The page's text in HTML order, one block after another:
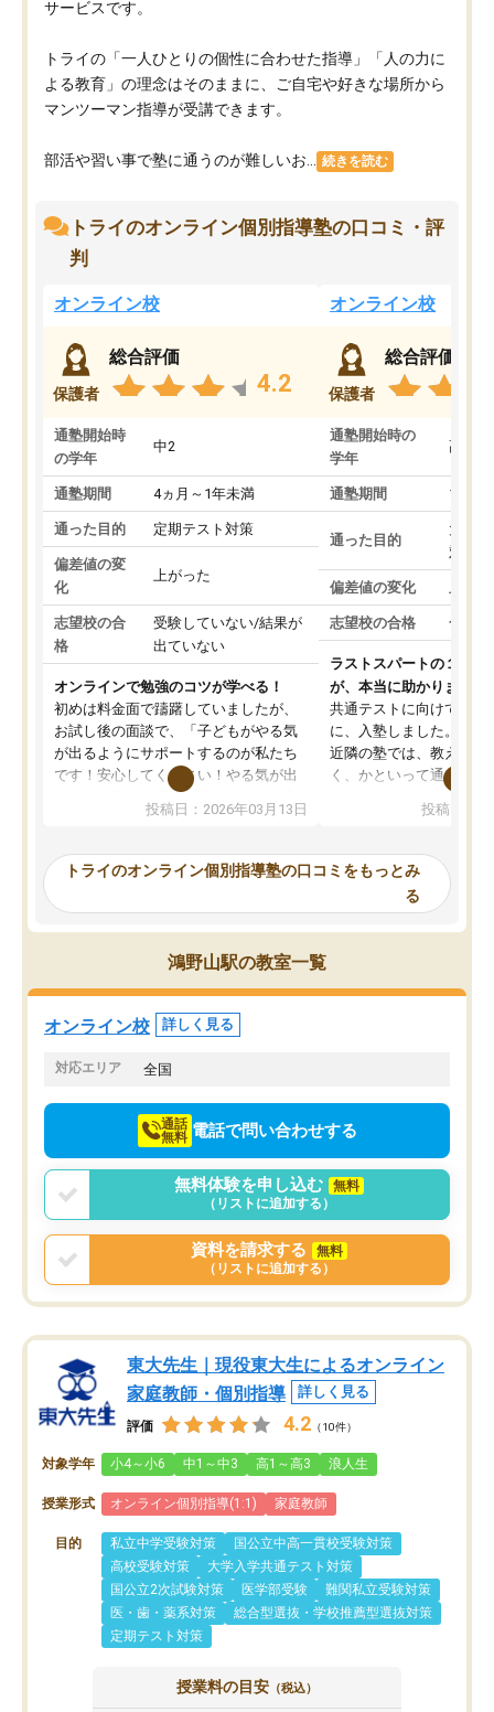
サービスです。
トライの「一人ひとりの個性に合わせた指導」「人の力に
よる教育」の理念はそのままに、ご自宅や好きな場所から
マンツーマン指導が受講できます。
部活や習い事で塾に通うのが難しいお... 続きを読む
トライのオンライン個別指導塾の口コミ・評
判
オンライン校
保護者
総合評価
4.2
通塾開始時
の学年
中2
通塾期間 4ヵ月～1年未満
通った目的 定期テスト対策
偏差値の変
化
上がった
志望校の合
格
受験していない/結果が
出ていない
オンラインで勉強のコツが学べる！
初めは料金面で躊躇していましたが、
お試し後の面談で、「子どもがやる気
が出るようにサポートするのが私たち
です！安心してください！やる気が出
ないのは私たち講師の責任です」と言
ってくださり、確かに！と考えて、思
ったんですが、学生の先生から学ぶこ
み、徐々に成績が上がったらいいなと
思っていました。何が今足りないのか
を的確に指導いただき、子どももびっ
くりするほど楽しんでやる気を持って
塾を受けています。狙い通り、少しず
つ成績も上がり、苦手意識も無くなっ
てきたので、さらに苦手な数学も追加
でお願いしました。来年の高校受験に
投稿日：2026年03月13日
オンライン校
保護者
総合評価
通塾開始時の
学年
高3
通塾期間 1～3
通った目的
大学
対策
偏差値の変化 上が
志望校の合格 合格
ラストスパートの１か月
が、本当に助かりました
共通テストに向けての追
に、入塾しました。田舎
近隣の塾では、教えても
く、かといって通うには
可能なので本当に助か
らないところをピンポイ
頂いて、とてもわかり
していました。一生を
スト、多少お金がかかっ
投稿日：
トライのオンライン個別指導塾の口コミをもっとみ
る
鴻野山駅の教室一覧
オンライン校 詳しく見る
対応エリア 全国
通話
無料 電話で問い合わせする
無料体験を申し込む
無料
（リストに追加する）
資料を請求する
無料
（リストに追加する）
東大先生｜現役東大生によるオンライン
家庭教師・個別指導
詳しく見る
評価 4.2 （10件）
対象学年 小4～小6 中1～中3 高1～高3 浪人生
授業形式 オンライン個別指導(1:1) 家庭教師
目的 私立中学受験対策
国公立中高一貫校受験対策
高校受験対策
大学入学共通テスト対策
国公立2次試験対策
医学部受験
難関私立受験対策
医・歯・薬系対策
総合型選抜・学校推薦型選抜対策
定期テスト対策
授業料の目安 （税込）